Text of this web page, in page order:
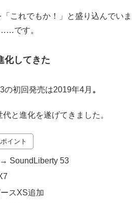
これでもか！」と盛り込んでいま
です。
化してきた
の初回発売は2019年4月 。
と進化を遂げてきました。
イント
SoundLiberty 53
スXS追加